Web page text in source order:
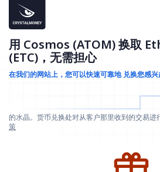
用 Cosmos (ATOM) 换取
(ETC)，无需担心
在我们的网站上，您可以快速可靠地 兑换您感
的水晶。货币兑换处对从客户那里收到的交易进
策